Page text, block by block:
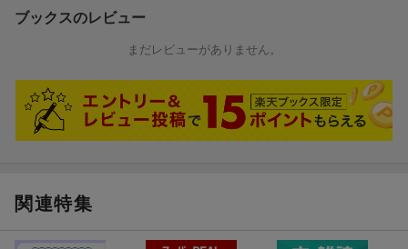
ブックスのレビュー
まだレビューがありません。
関連特集